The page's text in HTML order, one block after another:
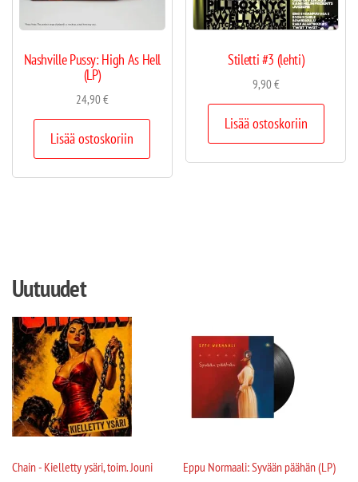
Nashville Pussy: High As Hell
(LP)
24,90€
Lisää ostoskoriin
Stiletti #3 (lehti)
9,90€
Lisää ostoskoriin
Uutuudet
Chain - Kielletty ysäri, toim. Jouni
Eppu Normaali: Syvään päähän (LP)